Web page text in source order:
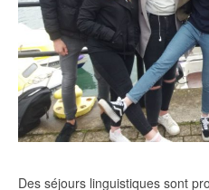
Des séjours linguistiques sont